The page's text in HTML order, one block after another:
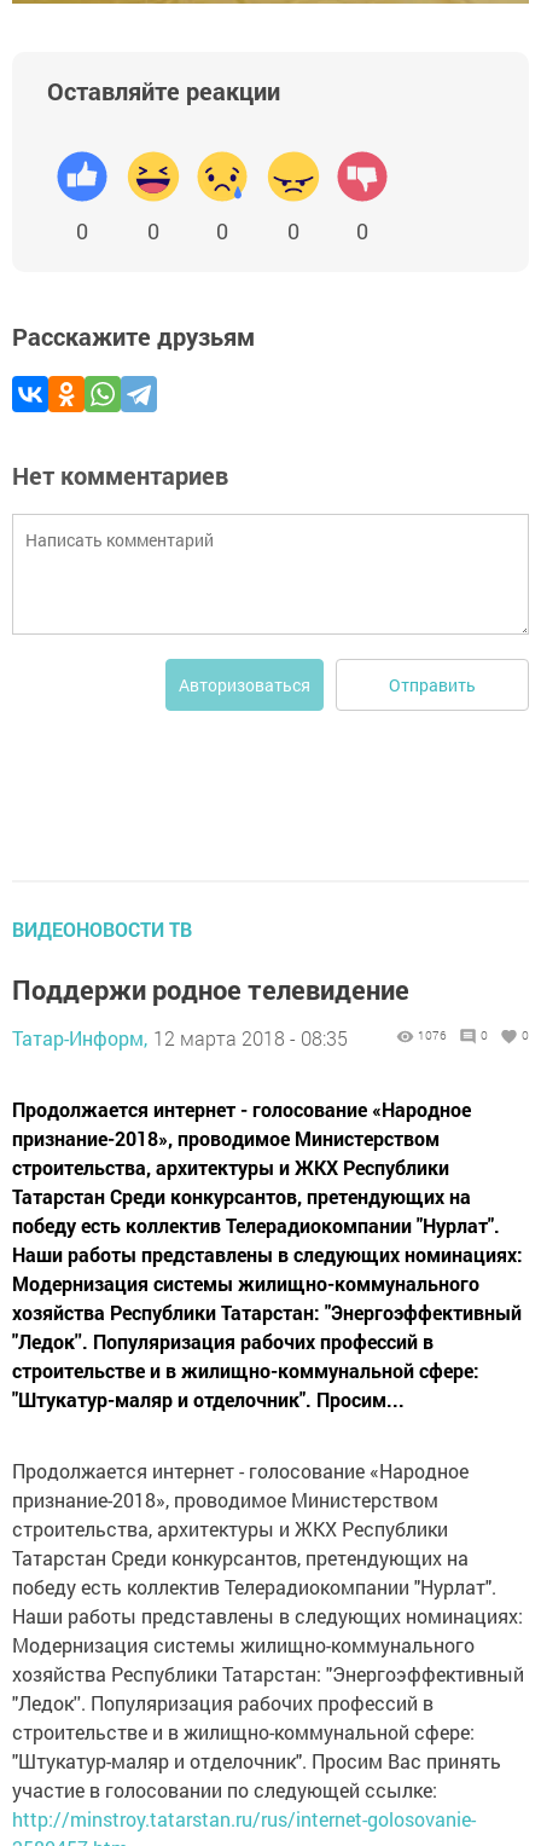
Оставляйте реакции
0 0 0 0 0
Расскажите друзьям
Нет комментариев
Авторизоваться Отправить
ВИДЕОНОВОСТИ ТВ
Поддержи родное телевидение
Татар-Информ, 12 марта 2018 - 08:35 1076 0 0
Продолжается интернет - голосование «Народное
признание-2018», проводимое Министерством
строительства, архитектуры и ЖКХ Республики
Татарстан Среди конкурсантов, претендующих на
победу есть коллектив Телерадиокомпании "Нурлат".
Наши работы представлены в следующих номинациях:
Модернизация системы жилищно-коммунального
хозяйства Республики Татарстан: "Энергоэффективный
"Ледок''. Популяризация рабочих профессий в
строительстве и в жилищно-коммунальной сфере:
"Штукатур-маляр и отделочник". Просим...
Продолжается интернет - голосование «Народное
признание-2018», проводимое Министерством
строительства, архитектуры и ЖКХ Республики
Татарстан Среди конкурсантов, претендующих на
победу есть коллектив Телерадиокомпании "Нурлат".
Наши работы представлены в следующих номинациях:
Модернизация системы жилищно-коммунального
хозяйства Республики Татарстан: "Энергоэффективный
"Ледок''. Популяризация рабочих профессий в
строительстве и в жилищно-коммунальной сфере:
"Штукатур-маляр и отделочник". Просим Вас принять
участие в голосовании по следующей ссылке:
http://minstroy.tatarstan.ru/rus/internet-golosovanie-